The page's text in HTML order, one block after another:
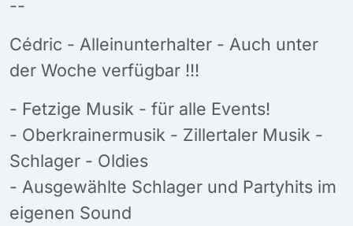
--
Cédric - Alleinunterhalter - Auch unter
der Woche verfügbar !!!
- Fetzige Musik - für alle Events!
- Oberkrainermusik - Zillertaler Musik -
Schlager - Oldies
- Ausgewählte Schlager und Partyhits im
eigenen Sound